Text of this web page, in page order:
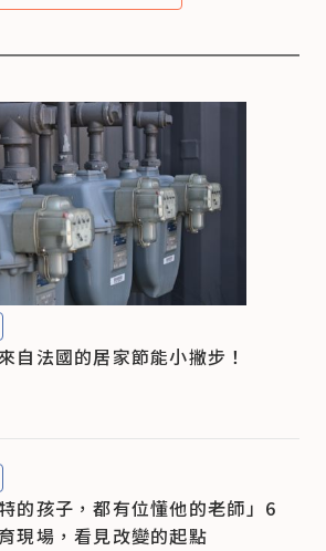
自法國的居家節能小撇步！
的孩子，都有位懂他的老師」6
現場，看見改變的起點